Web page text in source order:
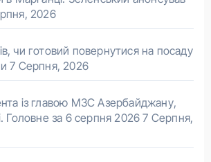
2026
чи готовий повернутися на посаду
7 Серпня, 2026
із главою МЗС Азербайджану,
Головне за 6 серпня 2026 7 Серпня,